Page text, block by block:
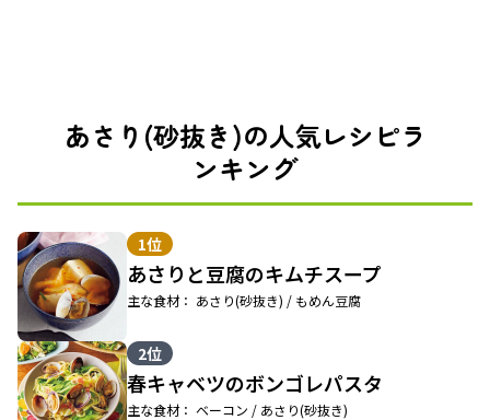
あさり(砂抜き)の人気レシピラ
ンキング
1位
あさりと豆腐のキムチスープ
主な食材： あさり(砂抜き) / もめん豆腐
2位
春キャベツのボンゴレパスタ
主な食材： ベーコン / あさり(砂抜き)